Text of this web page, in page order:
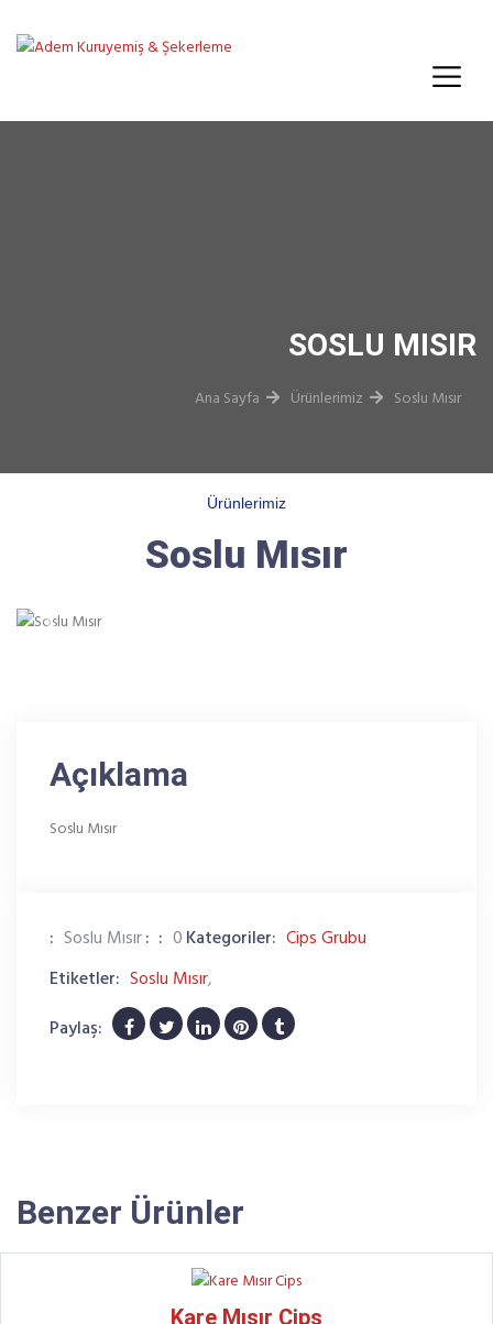
SOSLU MISIR
Ana Sayfa Ürünlerimiz Soslu Mısır
Ürünlerimiz
Soslu Mısır
Previous
Açıklama
Soslu Mısır
: Soslu Mısır: : 0Kategoriler: Cips Grubu
Etiketler: Soslu Mısır,
Paylaş:
Benzer Ürünler
Kare Mısır Cips